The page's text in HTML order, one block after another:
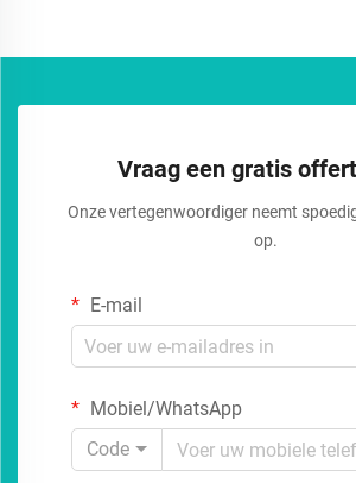
Vraag een gratis
Onze vertegenwoordiger neemt
op.
E-mail
Mobiel/WhatsApp
Code